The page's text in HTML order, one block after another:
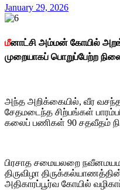
January 29, 2026
மீனாட்சி அம்மன் கோயில்
முறையாகப் பொறுப்பேற்ற
அந்த அறிக்கையில், வீர
சேதமடைந்த சிற்பங்கள்
கலைப் பணிகள் 90 சதவீதம்
பிரசாத சமையலறை
திருவிழா
அதிகாரப்பூர்வ கோயில்